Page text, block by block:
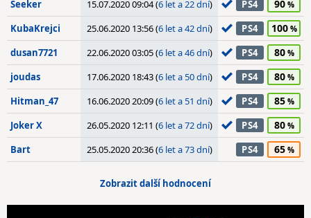
Seeker 15.07.2020 09:04 (6 let a 22 dní) PS4 90
KubaKrejci 25.06.2020 13:56 (6 let a 42 dní) PS4 100
dusan7721 22.06.2020 03:05 (6 let a 46 dní) PS4 80
joudas 17.06.2020 18:43 (6 let a 50 dní) PS4 80
Hitman_47 16.06.2020 20:09 (6 let a 51 dní) PS4 85
Joker X 26.05.2020 12:11 (6 let a 72 dní) PS4 80
Bart 25.05.2020 20:36 (6 let a 73 dní) PS4 65
Zobrazit další hodnocení